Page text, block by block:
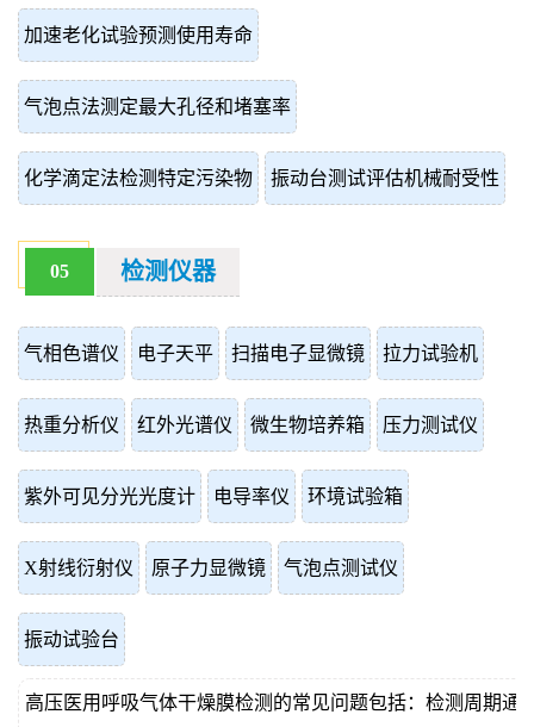
加速老化试验预测使用寿命
气泡点法测定最大孔径和堵塞率
化学滴定法检测特定污染物 振动台测试评估机械耐受性
05 检测仪器
气相色谱仪 电子天平 扫描电子显微镜 拉力试验机
热重分析仪 红外光谱仪 微生物培养箱 压力测试仪
紫外可见分光光度计 电导率仪 环境试验箱
X射线衍射仪 原子力显微镜 气泡点测试仪
振动试验台
高压医用呼吸气体干燥膜检测的常见问题包括：检测周期通